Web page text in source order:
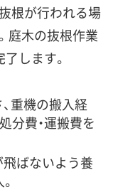
根が行われる場
庭木の抜根作業
します。
、重機の搬入経
分費・運搬費を
飛ばないよう養